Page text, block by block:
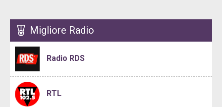
Migliore Radio
Radio RDS
RTL